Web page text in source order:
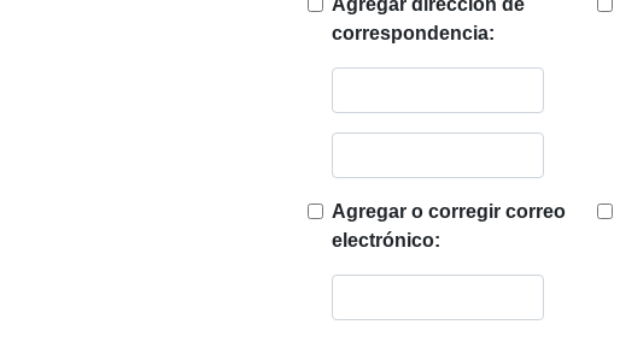
Agregar dirección de
correspondencia:
Agregar o corregir correo
electrónico: